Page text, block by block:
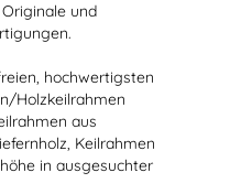
und
hochwertigsten
Holzkeilrahmen
aus
Keilrahmen
in ausgesuchter